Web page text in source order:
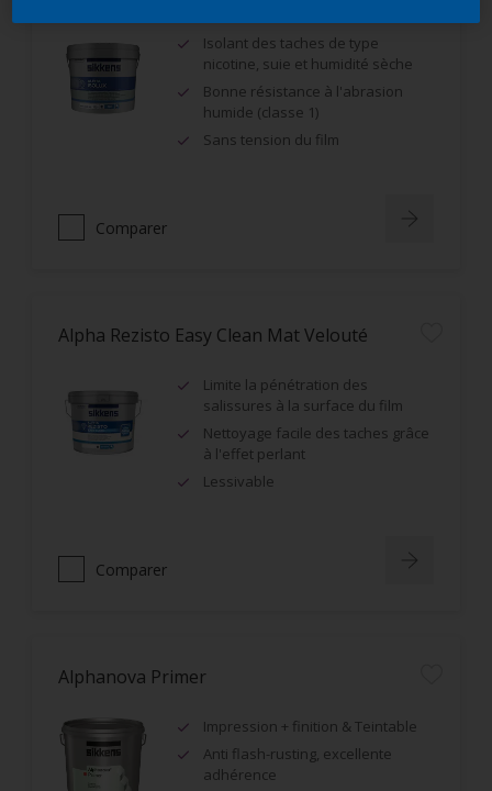
Isolant des taches de type
nicotine, suie et humidité sèche
Bonne résistance à l'abrasion
humide (classe 1)
Sans tension du film
Comparer
Alpha Rezisto Easy Clean Mat Velouté
Limite la pénétration des
salissures à la surface du film
Nettoyage facile des taches grâce
à l'effet perlant
Lessivable
Comparer
Alphanova Primer
Impression + finition & Teintable
Anti flash-rusting, excellente
adhérence